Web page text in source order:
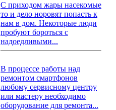
С приходом жары насекомые
то и дело норовят попасть к
нам в дом. Некоторые люди
пробуют бороться с
надоедливыми...
В процессе работы над
ремонтом смартфонов
любому сервисному центру
или мастеру необходимо
оборудование для ремонта...